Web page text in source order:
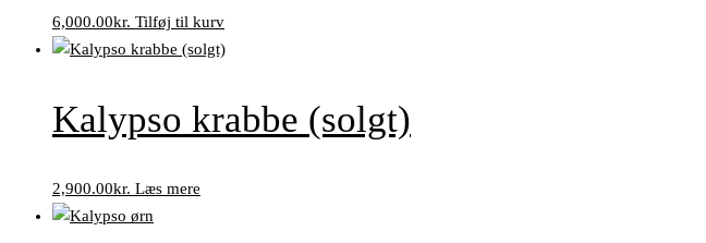
6,000.00kr. Tilføj til kurv
Kalypso krabbe (solgt)
2,900.00kr. Læs mere